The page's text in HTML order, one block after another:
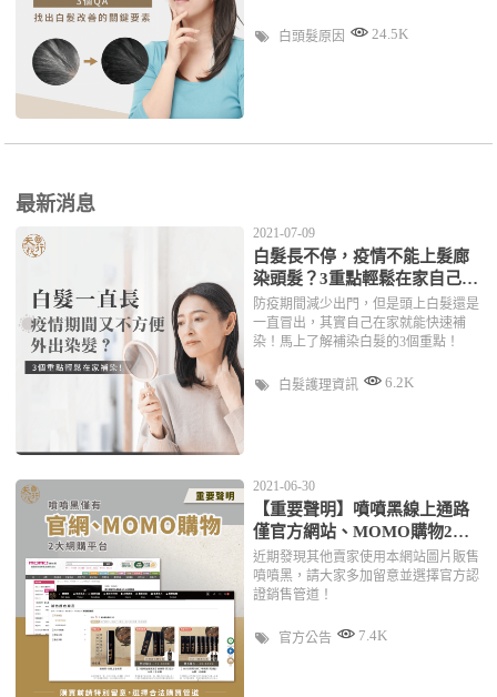
白頭髮原因 24.5K
最新消息
2021-07-09
白髮長不停，疫情不能上髮廊
染頭髮？3重點輕鬆在家自己補
染！
防疫期間減少出門，但是頭上白髮還是
一直冒出，其實自己在家就能快速補
染！馬上了解補染白髮的3個重點！
白髮護理資訊 6.2K
2021-06-30
【重要聲明】噴噴黑線上通路
僅官方網站、MOMO購物2大
平台
近期發現其他賣家使用本網站圖片販售
噴噴黑，請大家多加留意並選擇官方認
證銷售管道！
官方公告 7.4K